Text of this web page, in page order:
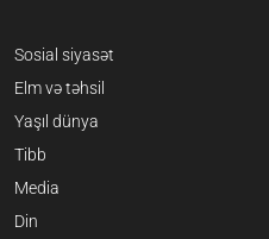
Sosial siyasət
Elm və təhsil
Yaşıl dünya
Tibb
Media
Din